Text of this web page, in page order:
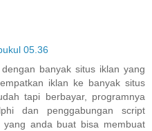
05.36
banyak situs iklan yang
iklan ke banyak situs
tapi berbayar, programnya
dan penggabungan script
yang anda buat bisa membuat